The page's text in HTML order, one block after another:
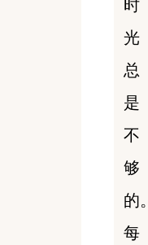
时
光
总
是
不
够
的。
每